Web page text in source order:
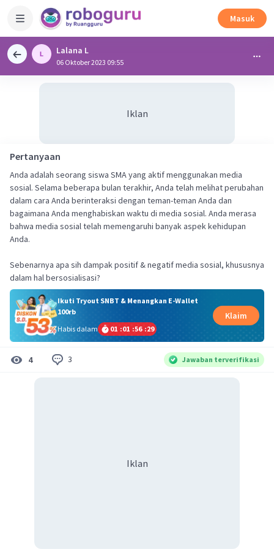
Masuk
Lalana L
06 Oktober 2023 09:55
Iklan
Pertanyaan
Anda adalah seorang siswa SMA yang aktif menggunakan media
sosial. Selama beberapa bulan terakhir, Anda telah melihat perubahan
dalam cara Anda berinteraksi dengan teman-teman Anda dan
bagaimana Anda menghabiskan waktu di media sosial. Anda merasa
bahwa media sosial telah memengaruhi banyak aspek kehidupan
Anda.
Sebenarnya apa sih dampak positif & negatif media sosial, khususnya
dalam hal bersosialisasi?
Ikuti Tryout SNBT & Menangkan E-Wallet
100rb
Habis dalam
01 :01 :56 :29
Klaim
4 3 Jawaban terverifikasi
Iklan